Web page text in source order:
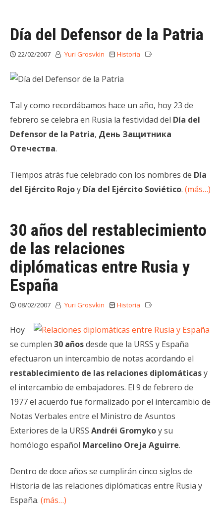
Día del Defensor de la Patria
22/02/2007 Yuri Grosvkin Historia
Tal y como recordábamos hace un año, hoy 23 de
febrero se celebra en Rusia la festividad del Día del
Defensor de la Patria, День Защитника
Отечества.
Tiempos atrás fue celebrado con los nombres de Día
del Ejército Rojoy Día del Ejército Soviético. (más…)
30 años del restablecimiento
de las relaciones
diplómaticas entre Rusia y
España
08/02/2007 Yuri Grosvkin Historia
Hoy
se cumplen 30 añosdesde que la URSS y España
efectuaron un intercambio de notas acordando el
restablecimiento de las relaciones diplomáticasy
el intercambio de embajadores. El 9 de febrero de
1977 el acuerdo fue formalizado por el intercambio de
Notas Verbales entre el Ministro de Asuntos
Exteriores de la URSS Andréi Gromykoy su
homólogo español Marcelino Oreja Aguirre.
Dentro de doce años se cumplirán cinco siglos de
Historia de las relaciones diplómaticas entre Rusia y
España. (más…)